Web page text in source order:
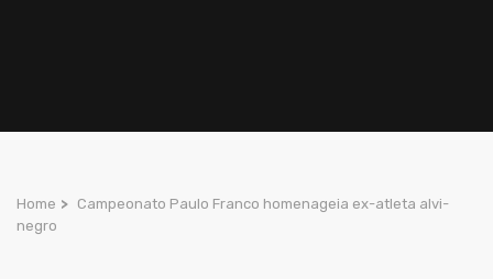
Home > Campeonato Paulo Franco homenageia ex-atleta alvi-
negro